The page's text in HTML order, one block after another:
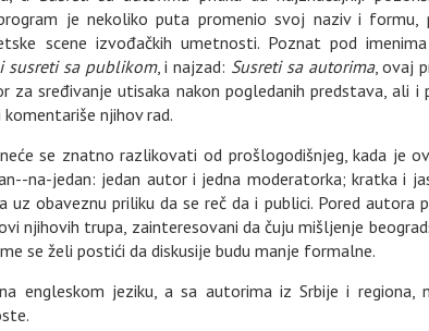
je nekoliko puta promenio svoj naziv i formu,
scene izvođačkih umetnosti. Poznat pod imenima
susreti sa publikom, i najzad: Susreti sa autorima, ovaj
sređivanje utisaka nakon pogledanih predstava, ali i
njihov rad.
se znatno razlikovati od prošlogodišnjeg, kada je
na-jedan: jedan autor i jedna moderatorka; kratka i
uz obaveznu priliku da se reč da i publici. Pored autora
njihovih trupa, zainteresovani da čuju mišljenje
se želi postići da diskusije budu manje formalne.
engleskom jeziku, a sa autorima iz Srbije i regiona,